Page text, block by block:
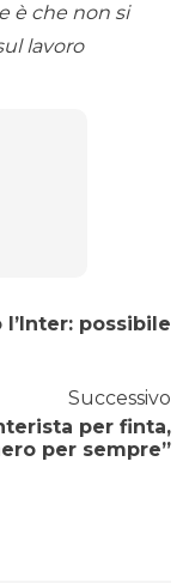
è che non si
lavoro
l’Inter: possibile
Successivo
per finta,
per sempre”